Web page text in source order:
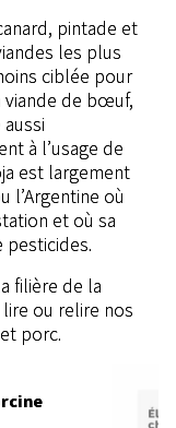
pintade et
les plus
ciblée pour
viande de bœuf,
à l’usage de
est largement
l’Argentine où
et où sa
pesticides.
filière de la
ou relire nos
porc.